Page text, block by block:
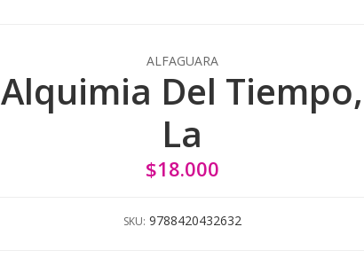
ALFAGUARA
Alquimia Del Tiempo,
La
$18.000
SKU: 9788420432632